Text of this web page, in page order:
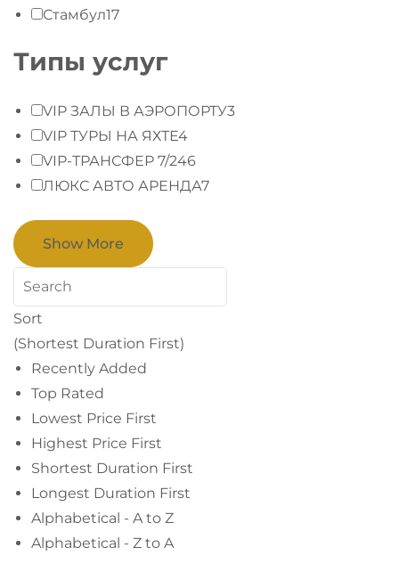
Стамбул17
Типы услуг
VIP ЗАЛЫ В АЭРОПОРТУ3
VIP ТУРЫ НА ЯХТЕ4
VIP-ТРАНСФЕР 7/246
ЛЮКС АВТО АРЕНДА7
Show More
Sort
(Shortest Duration First)
Recently Added
Top Rated
Lowest Price First
Highest Price First
Shortest Duration First
Longest Duration First
Alphabetical - A to Z
Alphabetical - Z to A